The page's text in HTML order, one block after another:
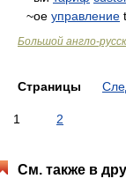
~ое управление
Большой англо-
Страницы
1 2
См. также в